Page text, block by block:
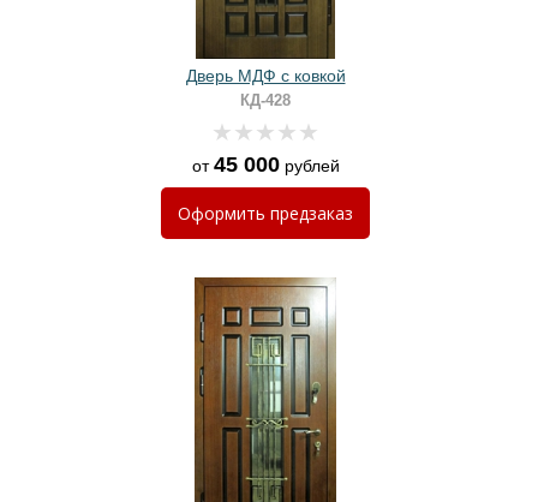
Дверь МДФ с ковкой
КД-428
от45 000рублей
Оформить предзаказ